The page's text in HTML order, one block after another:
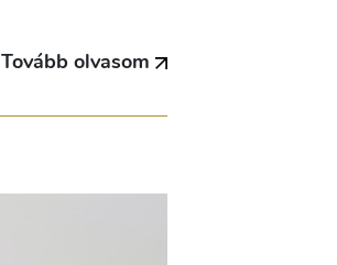
Tovább olvasom